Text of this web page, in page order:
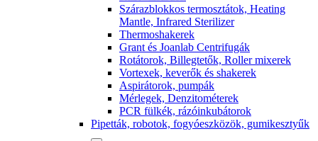
Szárazblokkos termosztátok, Heating
Mantle, Infrared Sterilizer
Thermoshakerek
Grant és Joanlab Centrifugák
Rotátorok, Billegtetők, Roller mixerek
Vortexek, keverők és shakerek
Aspirátorok, pumpák
Mérlegek, Denzitométerek
PCR fülkék, rázóinkubátorok
Pipetták, robotok, fogyóeszközök, gumikesztyűk